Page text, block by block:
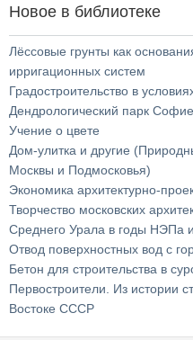
Новое в библиотеке
Лёссовые грунты как
ирригационных систем
Градостроительство в
Дендрологический парк
Учение о цвете
Дом-улитка и другие
Москвы и Подмосковья)
Экономика архитектурно-
Творчество московских
Среднего Урала в годы НЭПа
Отвод поверхностных вод с
Бетон для строительства в
Первостроители. Из истории
Востоке СССР